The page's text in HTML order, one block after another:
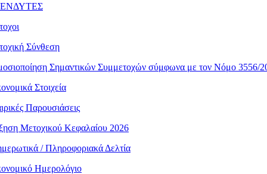
Σύνθεση
Σημαντικών Συμμετοχών σύμφωνα με τον Νόμο 3556/
Στοιχεία
Παρουσιάσεις
Μετοχικού Κεφαλαίου 2026
/ Πληροφοριακά Δελτία
Ημερολόγιο